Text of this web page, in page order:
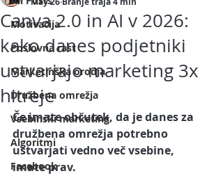
Motivacija
Poslovna rast
Marketinška orodja
Družbena omrežja
Vsebinski marketing
Algoritmi
Facebook
Canva 2.0 in AI v 2026:
kako danes podjetniki
ustvarjajo marketing 3x
hitreje
Če imate občutek, da je danes za
družbena omrežja potrebno
ustvarjati vedno več vsebine,
imate prav.